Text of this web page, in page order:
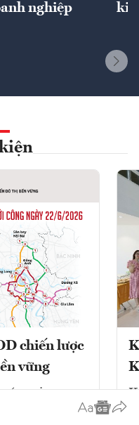
nghiệp
chiến lược
vững
giao
với mạng